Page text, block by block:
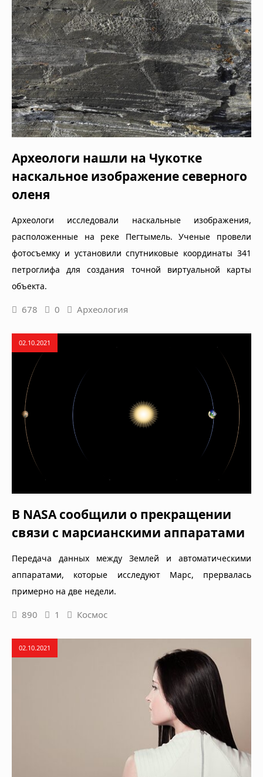
Археологи нашли на Чукотке
наскальное изображение северного
оленя
Археологи исследовали наскальные изображения,
расположенные на реке Пегтымель. Ученые провели
фотосъемку и установили спутниковые координаты 341
петроглифа для создания точной виртуальной карты
объекта.
678 0 Археология
02.10.2021
В NASA сообщили о прекращении
связи с марсианскими аппаратами
Передача данных между Землей и автоматическими
аппаратами, которые исследуют Марс, прервалась
примерно на две недели.
890 1 Космос
02.10.2021